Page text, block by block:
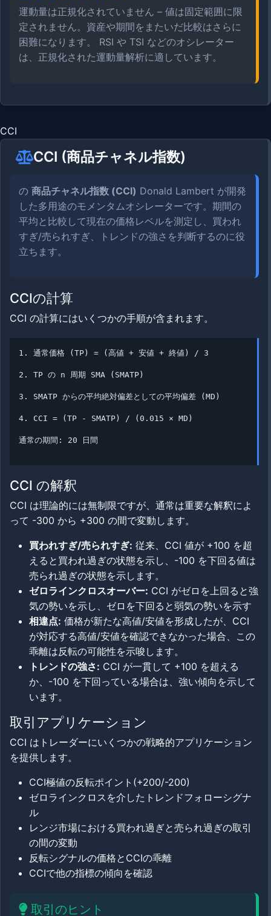
運動量は正規化されていません – 値は固定範囲に限
定されません。資産や期間をまたいだ比較はさらに
困難になります。 RSI や TSI などのオシレーター
は、正規化された運動量解析に適しています。
CCI
CCI (商品チャネル指数)
の 商品チャネル指数 (CCI) Donald Lambert が開発
した多用途のモメンタムオシレーターです。期間の
平均と比較して現在の価格レベルを測定し、買われ
すぎ/売られすぎ、トレンドの強さを判断するのに役
立ちます。
CCIの計算
CCI の計算にはいくつかの手順が含まれます。
1. 通常価格 (TP) = (高値 + 安値 + 終値) / 3
2. TP の n 周期 SMA (SMATP)
3. SMATP からの平均絶対偏差としての平均偏差 (MD)
4. CCI = (TP - SMATP) / (0.015 × MD)
通常の期間: 20 日間
CCI の解釈
CCI は理論的には無制限ですが、通常は重要な解釈によ
って -300 から +300 の間で変動します。
買われすぎ/売られすぎ: 従来、CCI 値が +100 を超
えると買われ過ぎの状態を示し、-100 を下回る値は
売られ過ぎの状態を示します。
ゼロラインクロスオーバー: CCI がゼロを上回ると強
気の勢いを示し、ゼロを下回ると弱気の勢いを示す
相違点: 価格が新たな高値/安値を形成したが、CCI
が対応する高値/安値を確認できなかった場合、この
乖離は反転の可能性を示唆します。
トレンドの強さ: CCI が一貫して +100 を超える
か、-100 を下回っている場合は、強い傾向を示して
います。
取引アプリケーション
CCI はトレーダーにいくつかの戦略的アプリケーション
を提供します。
CCI極値の反転ポイント(+200/-200)
ゼロラインクロスを介したトレンドフォローシグナ
ル
レンジ市場における買われ過ぎと売られ過ぎの取引
の間の変動
反転シグナルの価格とCCIの乖離
CCIで他の指標の傾向を確認
取引のヒント